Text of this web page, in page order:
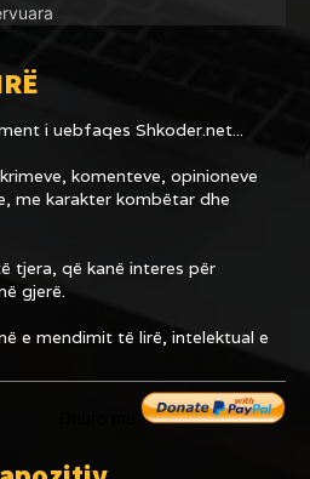
i uebfaqes Shkoder.net...
komenteve, opinioneve
me karakter kombëtar dhe
tjera, që kanë interes për
gjerë.
e mendimit të lirë, intelektual e